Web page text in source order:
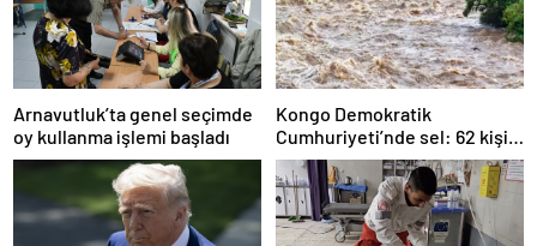
Arnavutluk’ta genel seçimde
oy kullanma işlemi başladı
Kongo Demokratik
Cumhuriyeti’nde sel: 62 kişi
hayatını kaybetti